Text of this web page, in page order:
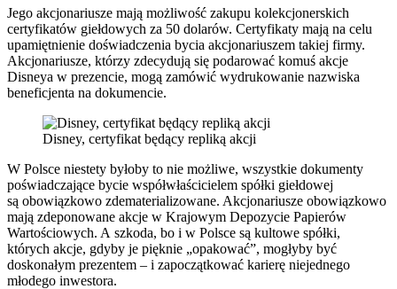
Jego akcjonariusze mają możliwość zakupu kolekcjonerskich
certyfikatów giełdowych za 50 dolarów. Certyfikaty mają na celu
upamiętnienie doświadczenia bycia akcjonariuszem takiej firmy.
Akcjonariusze, którzy zdecydują się podarować komuś akcje
Disneya w prezencie, mogą zamówić wydrukowanie nazwiska
beneficjenta na dokumencie.
Disney, certyfikat będący repliką akcji
W Polsce niestety byłoby to nie możliwe, wszystkie dokumenty
poświadczające bycie współwłaścicielem spółki giełdowej
są obowiązkowo zdematerializowane. Akcjonariusze obowiązkowo
mają zdeponowane akcje w Krajowym Depozycie Papierów
Wartościowych. A szkoda, bo i w Polsce są kultowe spółki,
których akcje, gdyby je pięknie „opakować”, mogłyby być
doskonałym prezentem – i zapoczątkować karierę niejednego
młodego inwestora.